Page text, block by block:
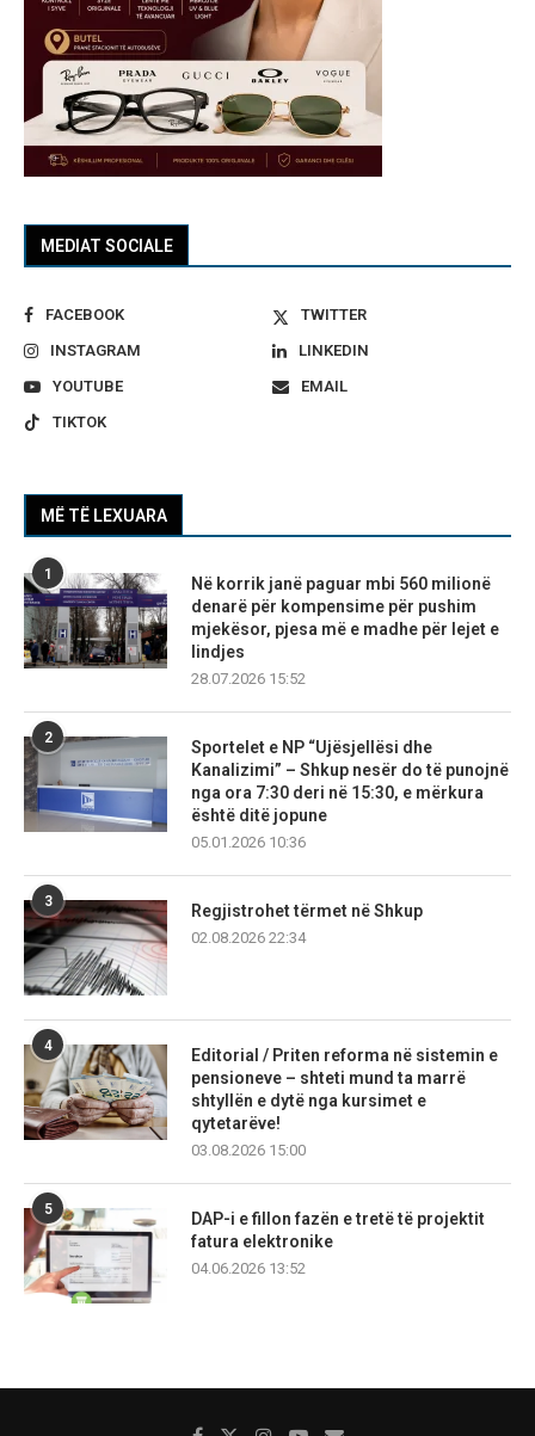
MEDIAT SOCIALE
FACEBOOK
TWITTER
INSTAGRAM
LINKEDIN
YOUTUBE
EMAIL
TIKTOK
MË TË LEXUARA
1
Në korrik janë paguar mbi 560 milionë
denarë për kompensime për pushim
mjekësor, pjesa më e madhe për lejet e
lindjes
28.07.2026 15:52
2
Sportelet e NP “Ujësjellësi dhe
Kanalizimi” – Shkup nesër do të punojnë
nga ora 7:30 deri në 15:30, e mërkura
është ditë jopune
05.01.2026 10:36
3
Regjistrohet tërmet në Shkup
02.08.2026 22:34
4
Editorial / Priten reforma në sistemin e
pensioneve – shteti mund ta marrë
shtyllën e dytë nga kursimet e
qytetarëve!
03.08.2026 15:00
5
DAP-i e fillon fazën e tretë të projektit
fatura elektronike
04.06.2026 13:52